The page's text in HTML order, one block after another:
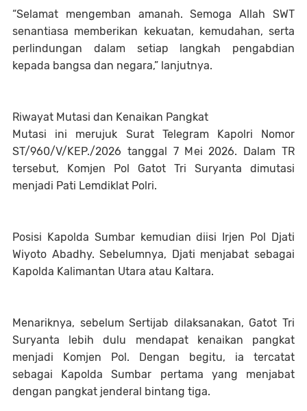
“Selamat mengemban amanah. Semoga Allah SWT
senantiasa memberikan kekuatan, kemudahan, serta
perlindungan dalam setiap langkah pengabdian
kepada bangsa dan negara,” lanjutnya.
Riwayat Mutasi dan Kenaikan Pangkat
Mutasi ini merujuk Surat Telegram Kapolri Nomor
ST/960/V/KEP./2026 tanggal 7 Mei 2026. Dalam TR
tersebut, Komjen Pol Gatot Tri Suryanta dimutasi
menjadi Pati Lemdiklat Polri.
Posisi Kapolda Sumbar kemudian diisi Irjen Pol Djati
Wiyoto Abadhy. Sebelumnya, Djati menjabat sebagai
Kapolda Kalimantan Utara atau Kaltara.
Menariknya, sebelum Sertijab dilaksanakan, Gatot Tri
Suryanta lebih dulu mendapat kenaikan pangkat
menjadi Komjen Pol. Dengan begitu, ia tercatat
sebagai Kapolda Sumbar pertama yang menjabat
dengan pangkat jenderal bintang tiga.